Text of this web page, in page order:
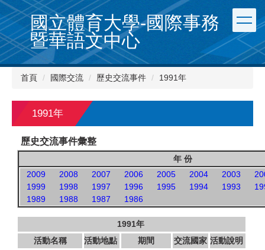
跳
到
主
要
內
國立體育大學-國際事務
暨華語文中心
首頁 國際交流 歷史交流事件 1991年
1991年
歷史交流事件彙整
年 份
2009
2008 2007 2006 2005 2004 2003
1999
1998 1997 1996 1995 1994 1993
1989
1988 1987 1986
1991年
活動名稱
活動地點 期間 交流國家 活動說明